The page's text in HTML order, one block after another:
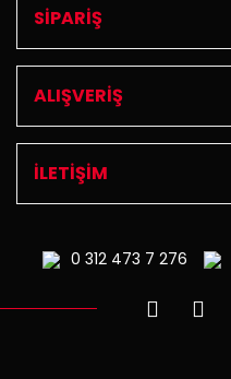
SİPARİŞ
ALIŞVERİŞ
İLETİŞİM
0 312473 7 276